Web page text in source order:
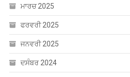
ਮਾਰਚ 2025
ਫਰਵਰੀ 2025
ਜਨਵਰੀ 2025
ਦਸੰਬਰ 2024